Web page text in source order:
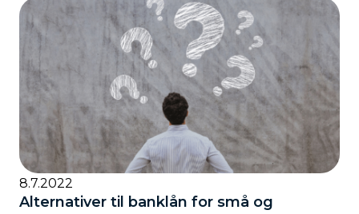
8.7.2022
Alternativer til banklån for små og